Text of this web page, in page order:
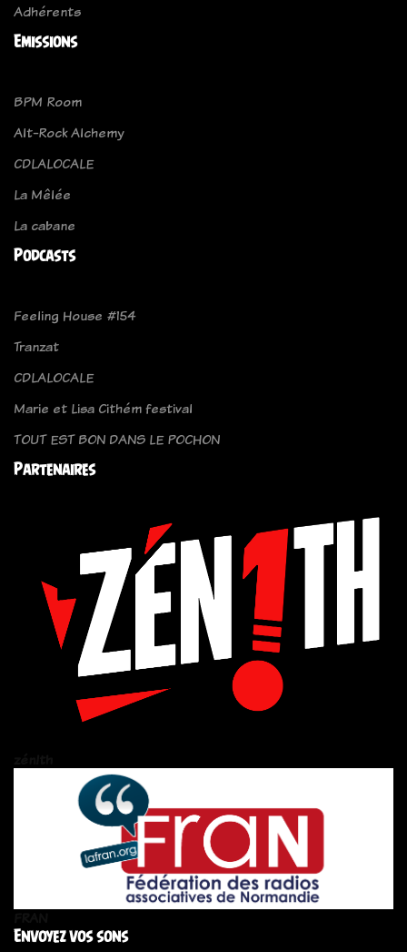
Adhérents
Emissions
BPM Room
Alt-Rock Alchemy
CDLALOCALE
La Mêlée
La cabane
Podcasts
Feeling House #154
Tranzat
CDLALOCALE
Marie et Lisa Cithém festival
TOUT EST BON DANS LE POCHON
Partenaires
Envoyez vos sons